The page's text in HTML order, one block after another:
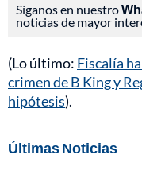
Síganos en nuestro
noticias de mayor
(Lo último: Fiscalía
crimen de B King y
hipótesis).
Últimas Noticias